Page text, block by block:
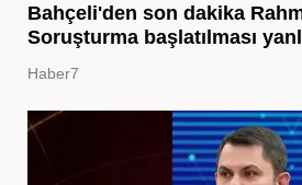
Bahçeli'den son dakika
Soruşturma başlatılması
Haber7